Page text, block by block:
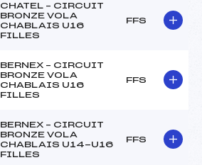
CHATEL – CIRCUIT
BRONZE VOLA
CHABLAIS U16
FILLES
FFS
BERNEX – CIRCUIT
BRONZE VOLA
CHABLAIS U16
FILLES
FFS
BERNEX – CIRCUIT
BRONZE VOLA
CHABLAIS U14-U16
FILLES
FFS